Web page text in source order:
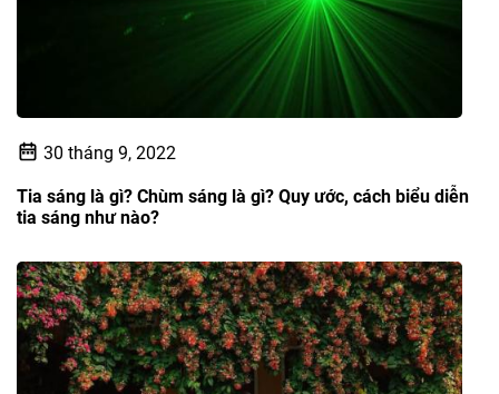
30 tháng 9, 2022
Tia sáng là gì? Chùm sáng là gì? Quy ước, cách biểu diễn
tia sáng như nào?